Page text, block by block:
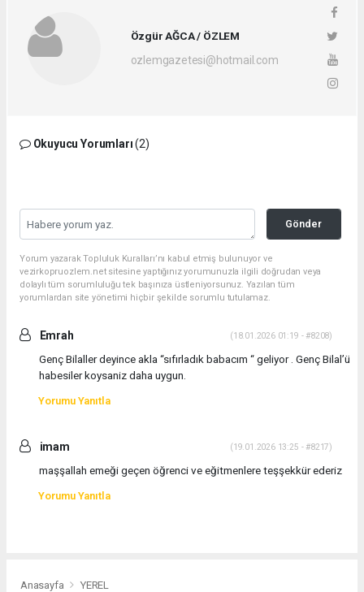
Özgür AĞCA / ÖZLEM
ozlemgazetesi@hotmail.com
Okuyucu Yorumları(2)
Gönder
Yorum yazarak Topluluk Kuralları’nı kabul etmiş bulunuyor ve
vezirkopruozlem.net sitesine yaptığınız yorumunuzla ilgili doğrudan veya
dolaylı tüm sorumluluğu tek başınıza üstleniyorsunuz. Yazılan tüm
yorumlardan site yönetimi hiçbir şekilde sorumlu tutulamaz.
Emrah (18.01.2026 01:19 - #8208)
Genç Bilaller deyince akla “sıfırladık babacım “ geliyor . Genç Bilal’ü
habesiler koysaniz daha uygun.
Yorumu Yanıtla
imam (19.01.2026 13:25 - #8217)
maşşallah emeği geçen öğrenci ve eğitmenlere teşşekkür ederiz
Yorumu Yanıtla
Anasayfa YEREL